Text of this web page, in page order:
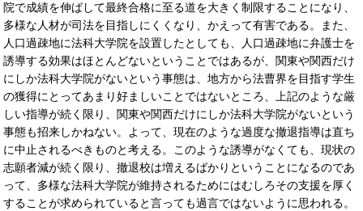
院で成績を伸ばして最終合格に至る道を大きく制限することになり、
多様な人材が司法を目指しにくくなり、かえって有害である。また、
人口過疎地に法科大学院を設置したとしても、人口過疎地に弁護士を
誘導する効果はほとんどないということではあるが、関東や関西だけ
にしか法科大学院がないという事態は、地方から法曹界を目指す学生
の獲得にとってあまり好ましいことではないところ、上記のような厳
しい指導が続く限り、関東や関西だけにしか法科大学院がないという
事態も招来しかねない。よって、現在のような過度な撤退指導は直ち
に中止されるべきものと考える。このような誘導がなくても、現状の
志願者減が続く限り、撤退校は増えるばかりということになるのであ
って、多様な法科大学院が維持されるためにはむしろその支援を厚く
することが求められていると言っても過言ではないように思われる。